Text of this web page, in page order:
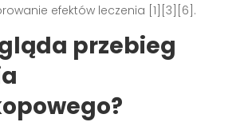
efektów leczenia [1][3][6].
przebieg